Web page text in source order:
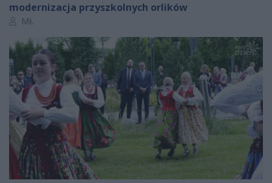
modernizacja przyszkolnych orlików
Autor artykułu:
MŁ